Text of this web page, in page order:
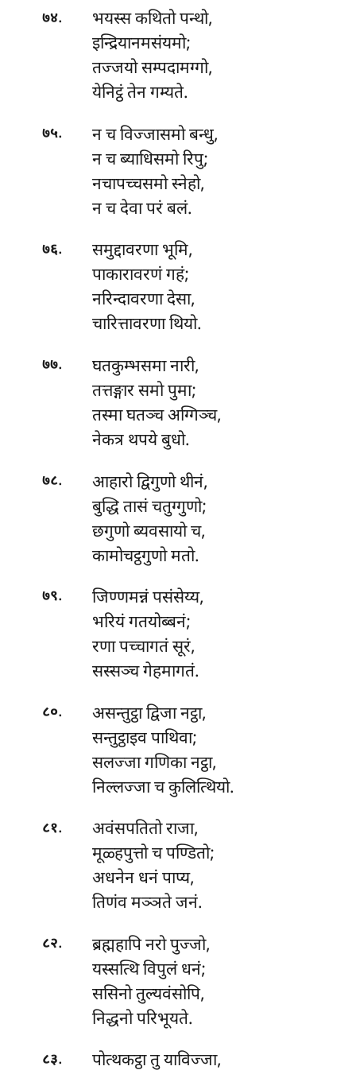
७४.
भयस्स कथितो पन्थो,
इन्द्रियानमसंयमो;
तज्जयो सम्पदामग्गो,
येनिट्ठं तेन गम्यते.
७५. नच विज्जासमो बन्धु,
न च ब्याधिसमो रिपु;
नचापच्चसमो स्नेहो,
न च देवा परं बलं.
७६. समुद्दावरणाभूमि,
पाकारावरणं गहं;
नरिन्दावरणा देसा,
चारित्तावरणा थियो.
७७.
घतकुम्भसमा नारी,
तत्तङ्गार समो पुमा;
तस्मा घतञ्च अग्गिञ्च,
नेकत्र थपये बुधो.
७८. आहारोद्विगुणो थीनं,
बुद्धि तासं चतुग्गुणो;
छगुणो ब्यवसायो च,
कामोचट्ठगुणो मतो.
७९. जिण्णमन्नंपसंसेय्य,
भरियं गतयोब्बनं;
रणा पच्चागतं सूरं,
सस्सञ्च गेहमागतं.
८०. असन्तुट्ठाद्विजा नट्ठा,
सन्तुट्ठाइव पाथिवा;
सलज्जा गणिका नट्ठा,
निल्लज्जा च कुलित्थियो.
८१.
अवंसपतितो राजा,
मूळ्हपुत्तो च पण्डितो;
अधनेन धनं पाप्य,
तिणंव मञ्ञते जनं.
८२. ब्रह्महापिनरो पुज्जो,
यस्सत्थि विपुलं धनं;
ससिनो तुल्यवंसोपि,
निद्धनो परिभूयते.
८३. पोत्थकट्ठातु याविज्जा,